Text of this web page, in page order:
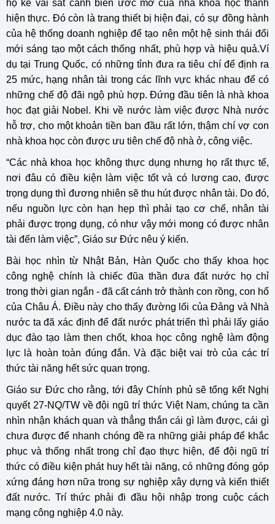
họ kề vai sát cánh biến ước mơ của nhà khoa học thành
hiện thực. Đó còn là trang thiết bị hiện đại, có sự đồng hành
của hệ thống doanh nghiệp để tạo nên một hệ sinh thái đổi
mới sáng tạo một cách thống nhất, phù hợp và hiệu quả.Ví
dụ tại Trung Quốc, có những tỉnh đưa ra tiêu chí để định ra
25 mức, hạng nhân tài trong các lĩnh vực khác nhau để có
những chế độ đãi ngộ phù hợp. Đứng đầu tiên là nhà khoa
học đạt giải Nobel. Khi về nước làm việc được Nhà nước
hỗ trợ, cho một khoản tiền ban đầu rất lớn, thậm chí vợ con
nhà khoa học còn được ưu tiên chế độ nhà ở, công việc.
“Các nhà khoa học không thực dụng nhưng họ rất thực tế,
nơi đâu có điều kiện làm việc tốt và có lương cao, được
trọng dụng thì đương nhiên sẽ thu hút được nhân tài. Do đó,
nếu nguồn lực còn hạn hẹp thì phải tạo cơ chế, nhân tài
phải được trọng dụng, có như vậy mới mong có được nhân
tài đến làm việc”, Giáo sư Đức nêu ý kiến.
Bài học nhìn từ Nhật Bản, Hàn Quốc cho thấy khoa học
công nghệ chính là chiếc đũa thần đưa đất nước họ chỉ
trong thời gian ngắn - đã cất cánh trở thành con rồng, con hổ
của Châu Á. Điều này cho thấy đường lối của Đảng và Nhà
nước ta đã xác định để đất nước phát triển thì phải lấy giáo
dục đào tạo làm then chốt, khoa học công nghệ làm động
lực là hoàn toàn đúng đắn. Và đặc biệt vai trò của các trí
thức tài năng hết sức quan trọng.
Giáo sư Đức cho rằng, tới đây Chính phủ sẽ tổng kết Nghị
quyết 27-NQ/TW về đội ngũ trí thức Việt Nam, chúng ta cần
nhìn nhận khách quan và thẳng thắn cái gì làm được, cái gì
chưa được để nhanh chóng đề ra những giải pháp để khắc
phục và thống nhất trong chỉ đạo thực hiện, để đội ngũ trí
thức có điều kiện phát huy hết tài năng, có những đóng góp
xứng đáng hơn nữa trong sự nghiệp xây dựng và kiến thiết
đất nước. Trí thức phải đi đầu hội nhập trong cuộc cách
mạng công nghiệp 4.0 này.